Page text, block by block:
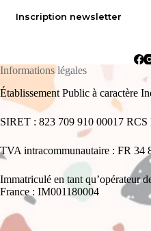
Inscription newsletter
Informations légales
Établissement Public à caractère
SIRET : 823 709 910 00017 RCS
TVA intracommunautaire : FR 34
Immatriculé en tant qu’opérateur
France : IM001180004